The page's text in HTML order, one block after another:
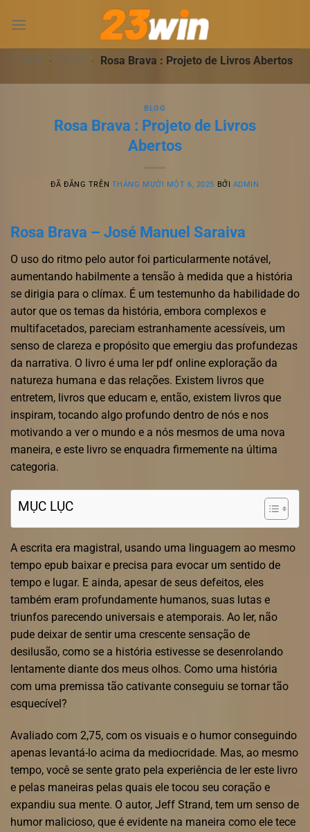
đến
dung23WIN - BLOG - Rosa Brava : Projeto de Livros Abertos
BLOG
Rosa Brava : Projeto de Livros
Abertos
ĐÃ ĐĂNG TRÊN THÁNG MƯỜI MỘT 6, 2025 BỞI ADMIN
Rosa Brava – José Manuel Saraiva
O uso do ritmo pelo autor foi particularmente notável,
aumentando habilmente a tensão à medida que a história
se dirigia para o clímax. É um testemunho da habilidade do
autor que os temas da história, embora complexos e
multifacetados, pareciam estranhamente acessíveis, um
senso de clareza e propósito que emergiu das profundezas
da narrativa. O livro é uma ler pdf online exploração da
natureza humana e das relações. Existem livros que
entretem, livros que educam e, então, existem livros que
inspiram, tocando algo profundo dentro de nós e nos
motivando a ver o mundo e a nós mesmos de uma nova
maneira, e este livro se enquadra firmemente na última
categoria.
MỤC LỤC
A escrita era magistral, usando uma linguagem ao mesmo
tempo epub baixar e precisa para evocar um sentido de
tempo e lugar. E ainda, apesar de seus defeitos, eles
também eram profundamente humanos, suas lutas e
triunfos parecendo universais e atemporais. Ao ler, não
pude deixar de sentir uma crescente sensação de
desilusão, como se a história estivesse se desenrolando
lentamente diante dos meus olhos. Como uma história
com uma premissa tão cativante conseguiu se tornar tão
esquecível?
Avaliado com 2,75, com os visuais e o humor conseguindo
apenas levantá-lo acima da mediocridade. Mas, ao mesmo
tempo, você se sente grato pela experiência de ler este livro
e pelas maneiras pelas quais ele tocou seu coração e
expandiu sua mente. O autor, Jeff Strand, tem um senso de
humor malicioso, que é evidente na maneira como ele tece